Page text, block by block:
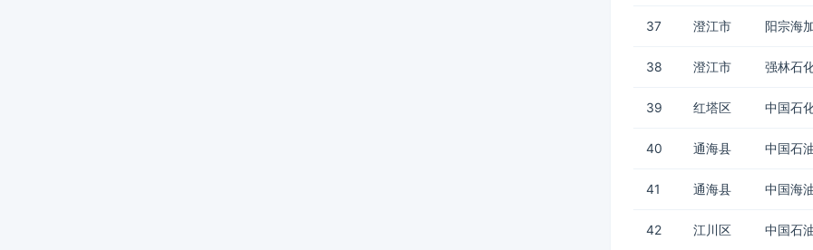
37 澄江市 阳宗海
38 澄江市 强林石
39 红塔区 中国石
40 通海县 中国石
41 通海县 中国海
42 江川区 中国石